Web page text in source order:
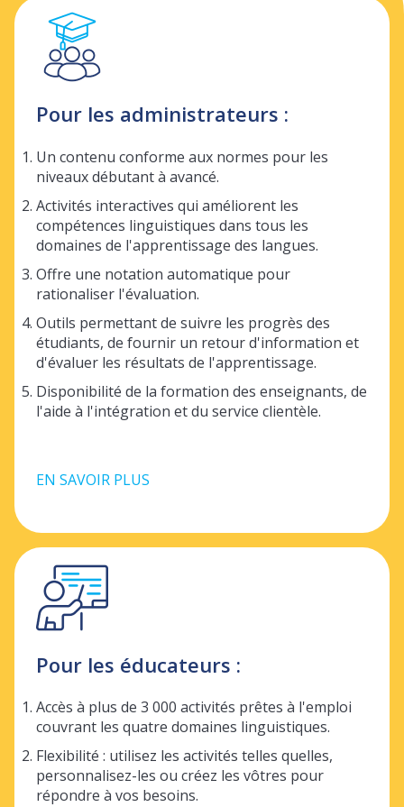
Pour les administrateurs :
Un contenu conforme aux normes pour les
niveaux débutant à avancé.
Activités interactives qui améliorent les
compétences linguistiques dans tous les
domaines de l'apprentissage des langues.
Offre une notation automatique pour
rationaliser l'évaluation.
Outils permettant de suivre les progrès des
étudiants, de fournir un retour d'information et
d'évaluer les résultats de l'apprentissage.
Disponibilité de la formation des enseignants, de
l'aide à l'intégration et du service clientèle.
EN SAVOIR PLUS
Pour les éducateurs :
Accès à plus de 3 000 activités prêtes à l'emploi
couvrant les quatre domaines linguistiques.
Flexibilité : utilisez les activités telles quelles,
personnalisez-les ou créez les vôtres pour
répondre à vos besoins.